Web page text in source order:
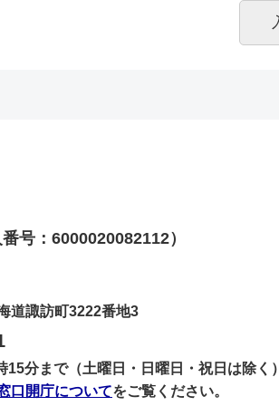
番号：6000020082112）
道諏訪町3222番地3
15分まで（土曜日・日曜日・祝日は除く）
口開庁についてをご覧ください。